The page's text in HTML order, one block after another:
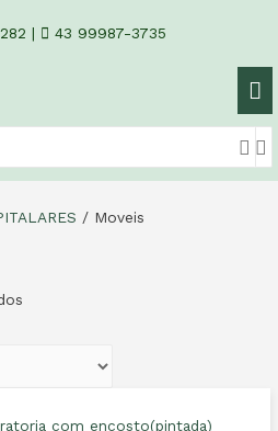
| 43 99987-3735
/ Moveis